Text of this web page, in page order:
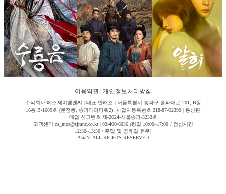
이용약관 개인정보처리방침
주식회사 에스제이엠엔씨 | 대표 안해조 | 서울특별시 송파구 송파대로 201, B동
16층 B-1609호 (문정동, 송파테라타워2) 사업자등록번호 218-87-02390 | 통신판
매업 신고번호 제-2024-서울송파-3233호
고객센터 cs_moa@sjmnc.co.kr | 02-400-6036 (평일 10:00~17:00 / 점심시간
12:30~13:30 / 주말 및 공휴일 휴무)
AsiaN. ALL RIGHTS RESERVED